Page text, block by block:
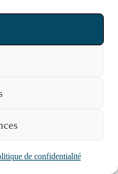
de confidentialité
un délégataire de
sud-ouest)
d’une
le consentement